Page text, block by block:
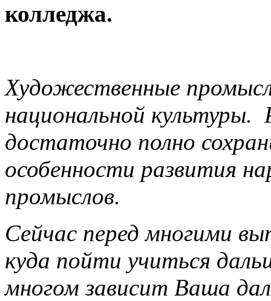
колледжа.
Художественные
национальной культуры.
достаточно полно
особенности развития
промыслов.
Сейчас перед многими
куда пойти учиться
многом зависит Ваша